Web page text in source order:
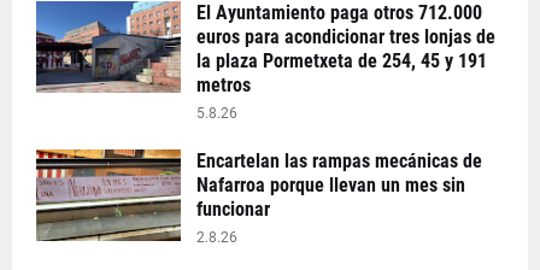
El Ayuntamiento paga otros 712.000
euros para acondicionar tres lonjas de
la plaza Pormetxeta de 254, 45 y 191
metros
5.8.26
Encartelan las rampas mecánicas de
Nafarroa porque llevan un mes sin
funcionar
2.8.26